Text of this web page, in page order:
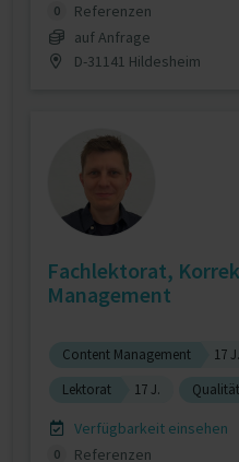
0
Referenzen
auf Anfrage
D-31141 Hildesheim
Fachlektorat,
Management
Content Management 17 J.
Lektorat
17 J.
Verfügbarkeit einsehen
0
Referenzen